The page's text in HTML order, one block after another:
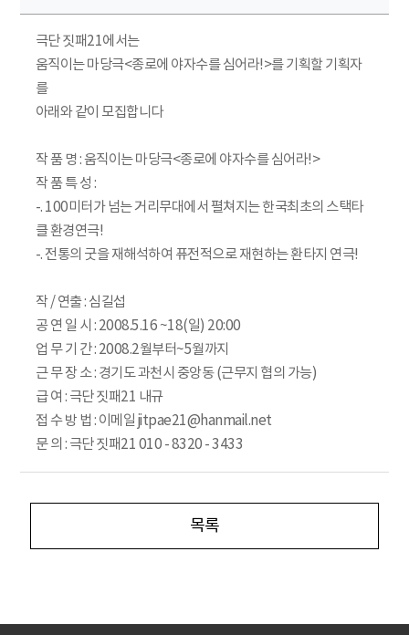
극단 짓패21에서는
움직이는 마당극<종로에 야자수를 심어라!>를 기획할 기획자
를
아래와 같이 모집합니다
작 품 명 : 움직이는 마당극<종로에 야자수를 심어라!>
작 품 특 성 :
-. 100미터가 넘는 거리무대에서 펼쳐지는 한국최초의 스택타
클 환경연극!
-. 전통의 굿을 재해석하여 퓨전적으로 재현하는 환타지 연극!
작 / 연출 : 심길섭
공 연 일 시 : 2008.5.16 ~18(일) 20:00
업 무 기 간 : 2008.2월부터~5월까지
근 무 장 소 : 경기도 과천시 중앙동 (근무지 협의 가능)
급 여 : 극단 짓패21 내규
접 수 방 법 : 이메일 jitpae21@hanmail.net
문 의 : 극단 짓패21 010 - 8320 - 3433
목록